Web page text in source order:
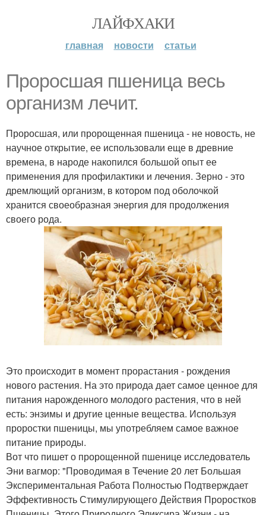
ЛАЙФХАКИ
главная новости статьи
Проросшая пшеница весь
организм лечит.
Проросшая, или пророщенная пшеница - не новость, не
научное открытие, ее использовали еще в древние
времена, в народе накопился большой опыт ее
применения для профилактики и лечения. Зерно - это
дремлющий организм, в котором под оболочкой
хранится своеобразная энергия для продолжения
своего рода.
Это происходит в момент прорастания - рождения
нового растения. На это природа дает самое ценное для
питания нарожденного молодого растения, что в ней
есть: энзимы и другие ценные вещества. Используя
проростки пшеницы, мы употребляем самое важное
питание природы.
Вот что пишет о пророщенной пшенице исследователь
Эни вагмор: "Проводимая в Течение 20 лет Большая
Экспериментальная Работа Полностью Подтверждает
Эффективность Стимулирующего Действия Проростков